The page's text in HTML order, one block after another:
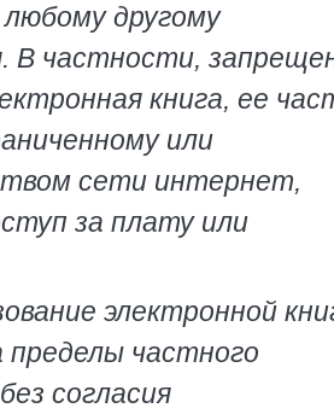
другому
В частности,
книга, ее
или
сети интернет,
за плату или
электронной
частного
согласия